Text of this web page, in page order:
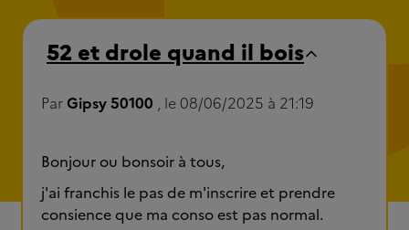
52 et drole quand il bois
ParGipsy 50100 , le 08/06/2025 à 21:19
Bonjour ou bonsoir à tous,
j'ai franchis le pas de m'inscrire et prendre
consience que ma conso est pas normal.